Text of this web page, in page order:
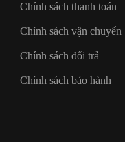
Chính sách thanh toán
Chính sách vận chuyển
Chính sách đổi trả
Chính sách bảo hành